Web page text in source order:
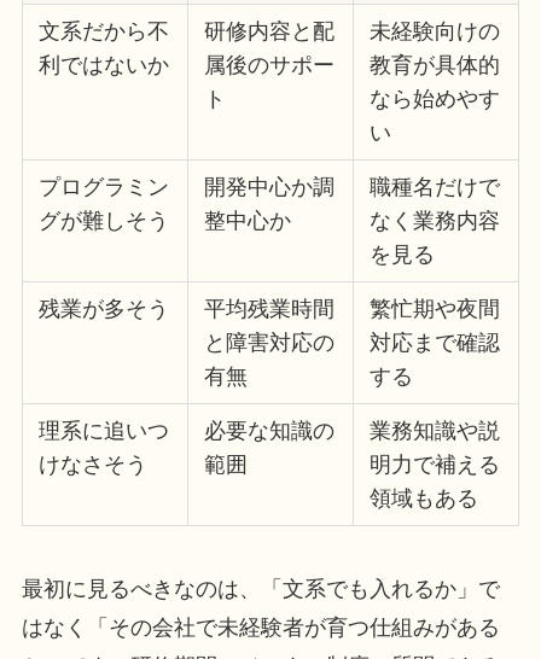
文系だから不
利ではないか
研修内容と配
属後のサポー
ト
未経験向けの
教育が具体的
なら始めやす
い
プログラミン
グが難しそう
開発中心か調
整中心か
職種名だけで
なく業務内容
を見る
残業が多そう
平均残業時間
と障害対応の
有無
繁忙期や夜間
対応まで確認
する
理系に追いつ
けなさそう
必要な知識の
範囲
業務知識や説
明力で補える
領域もある
最初に見るべきなのは、「文系でも入れるか」で
はなく「その会社で未経験者が育つ仕組みがある